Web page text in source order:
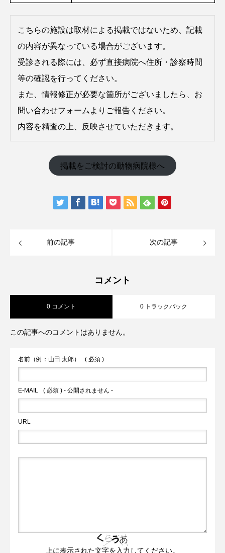
こちらの施設は取材による掲載ではないため、記載
の内容が異なっている場合がございます。
受診される際には、必ず直接病院へ住所・診察時間
等の確認を行ってください。
また、情報修正が必要な箇所がございましたら、お
問い合わせフォームよりご報告ください。
内容を精査の上、反映させていただきます。
掲載をご検討の動物病院様へ
前の記事 次の記事
コメント
0 コメント 0 トラックバック
この記事へのコメントはありません。
名前（例：山田 太郎） ( 必須 )
E-MAIL ( 必須 ) - 公開されません -
URL
上に表示された文字を入力してください。